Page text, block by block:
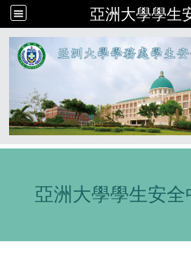
亞洲大學學生
亞洲大學學生安全